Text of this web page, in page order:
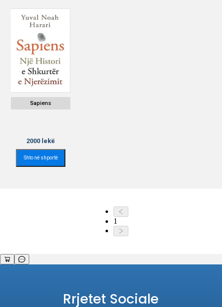
Sapiens
2000 lekë
Shto në shportë
1
Rrjetet Sociale